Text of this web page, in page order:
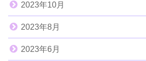
2023年10月
2023年8月
2023年6月